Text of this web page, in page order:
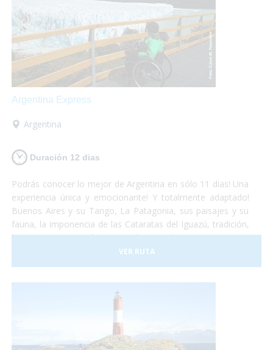
Argentina Express
Argentina
Duración 12 dias
Podrás conocer lo mejor de Argentina en sólo 11 dias! Una
experiencia única y emocionante! Y totalmente adaptado!
Buenos Aires y su Tango, La Patagonia, sus paisajes y su
fauna, la imponencia de las Cataratas del Iguazú, tradición,
historia, gastronomía y naturaleza, todo se conjuga para
hacer de este viaje una vivencia inolvidable! Anímate a
sumergirte en este maravilloso país. Nosotros te llevamos!
VER RUTA